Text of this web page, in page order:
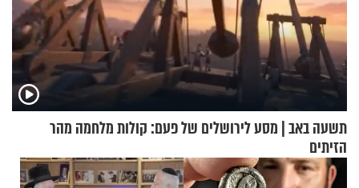
תשעה באב | מסע לירושלים של פעם: קולות מלחמה מהר
הזיתים